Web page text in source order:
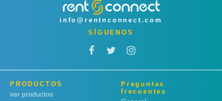
info@rentnconnect.com
SÍGUENOS
PRODUCTOS
ver productos
Preguntas
frecuentes